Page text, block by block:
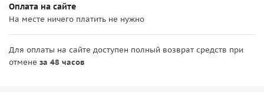
Оплата на сайте
На месте ничего платить не нужно
Для оплаты на сайте доступен полный возврат средств при
отмене за 48 часов